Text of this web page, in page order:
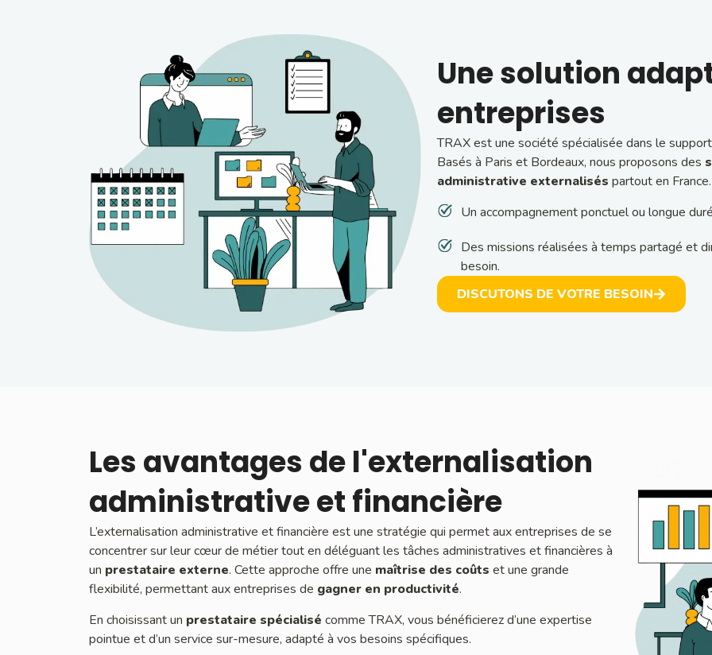
Une solution
entreprises
TRAX est une société spécialisée dans le
Basés à Paris et Bordeaux, nous proposons des
administrative externalisés partout en France.
Un accompagnement ponctuel ou longue
Des missions réalisées à temps partagé et
besoin.
DISCUTONS DE VOTRE BESOIN
Les avantages de l'externalisation
administrative et financière
L’externalisation administrative et financière est une stratégie qui permet aux entreprises de se
concentrer sur leur cœur de métier tout en déléguant les tâches administratives et financières à
un prestataire externe. Cette approche offre une maîtrise des coûts et une grande
flexibilité, permettant aux entreprises de gagner en productivité.
En choisissant un prestataire spécialisé comme TRAX, vous bénéficierez d’une expertise
pointue et d’un service sur-mesure, adapté à vos besoins spécifiques.